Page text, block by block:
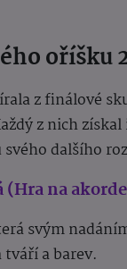
oříšku
z finálové
z nich
dalšího
(Hra na
svým
a barev.